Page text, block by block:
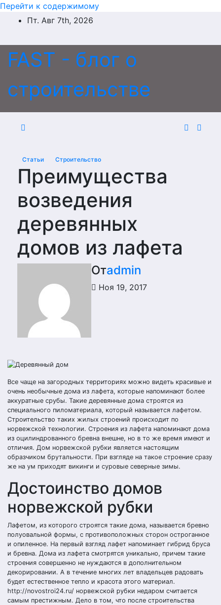
Перейти к содержимому
Пт. Авг 7th, 2026
FAST - блог о
строительстве
Статьи Строительство
Преимущества
возведения
деревянных
домов из лафета
Отadmin
Ноя 19, 2017
Все чаще на загородных территориях можно видеть красивые и
очень необычные дома из лафета, которые напоминают более
аккуратные срубы. Такие деревянные дома строятся из
специального пиломатериала, который называется лафетом.
Строительство таких жилых строений происходит по
норвежской технологии. Строения из лафета напоминают дома
из оцилиндрованного бревна внешне, но в то же время имеют и
отличия. Дом норвежской рубки является настоящим
образчиком брутальности. При взгляде на такое строение сразу
же на ум приходят викинги и суровые северные зимы.
Достоинство домов
норвежской рубки
Лафетом, из которого строятся такие дома, называется бревно
полуовальной формы, с противоположных сторон остроганное
и опиленное. На первый взгляд лафет напоминает гибрид бруса
и бревна. Дома из лафета смотрятся уникально, причем такие
строения совершенно не нуждаются в дополнительном
декорировании. А в течение многих лет владельцев радовать
будет естественное тепло и красота этого материал.
http://novostroi24.ru/ норвежской рубки недаром считается
самым престижным. Дело в том, что после строительства